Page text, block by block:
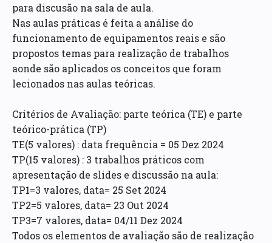
para discusão na sala de aula.
Nas aulas práticas é feita a análise do
funcionamento de equipamentos reais e são
propostos temas para realização de trabalhos
aonde são aplicados os conceitos que foram
lecionados nas aulas teóricas.
Critérios de Avaliação: parte teórica (TE) e parte
teórico-prática (TP)
TE(5 valores) : data frequência = 05 Dez 2024
TP(15 valores) : 3 trabalhos práticos com
apresentação de slides e discussão na aula:
TP1=3 valores, data= 25 Set 2024
TP2=5 valores, data= 23 Out 2024
TP3=7 valores, data= 04/11 Dez 2024
Todos os elementos de avaliação são de realização